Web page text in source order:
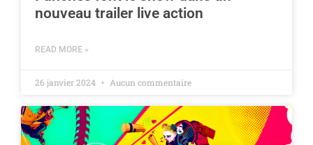
nouveau trailer live action
READ MORE »
26 janvier 2024 Aucun commentaire